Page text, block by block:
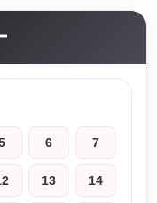
6 7
13 14